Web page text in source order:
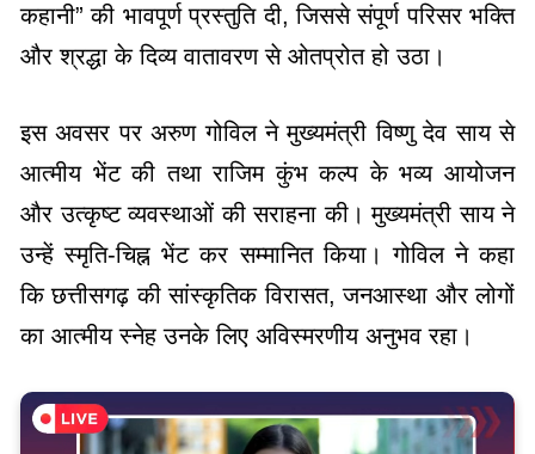
कहानी” की भावपूर्ण प्रस्तुति दी, जिससे संपूर्ण परिसर भक्ति
और श्रद्धा के दिव्य वातावरण से ओतप्रोत हो उठा।
इस अवसर पर अरुण गोविल ने मुख्यमंत्री विष्णु देव साय से
आत्मीय भेंट की तथा राजिम कुंभ कल्प के भव्य आयोजन
और उत्कृष्ट व्यवस्थाओं की सराहना की। मुख्यमंत्री साय ने
उन्हें स्मृति-चिह्न भेंट कर सम्मानित किया। गोविल ने कहा
कि छत्तीसगढ़ की सांस्कृतिक विरासत, जनआस्था और लोगों
का आत्मीय स्नेह उनके लिए अविस्मरणीय अनुभव रहा।